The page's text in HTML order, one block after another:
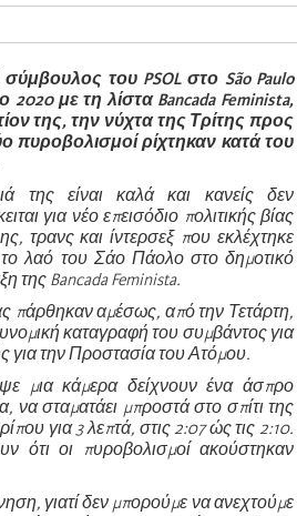
σύμβουλος του PSOL στο São Paulo
2020 με τη λίστα Bancada Feminista,
της, την νύχτα της Τρίτης προς
πυροβολισμοί ρίχτηκαν κατά του
της είναι καλά και κανείς δεν
για νέο επεισόδιο πολιτικής βίας
τρανς και ίντερσεξπου εκλέχτηκε
το λαό του Σάο Πάολο στο δημοτικό
της Bancada Feminista.
πάρθηκαν αμέσως, από την Τετάρτη,
καταγραφή του συμβάντος για
για την Προστασία του Ατόμου.
μια κάμερα δείχνουν ένα άσπρο
να σταματάει μπροστά στο σπίτι της
για 3 λεπτά, στις 2:07 ώς τις 2:10.
ότι οι πυροβολισμοί ακούστηκαν
γιατί δεν μπορούμε να ανεχτούμε